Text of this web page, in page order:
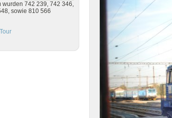
wurden 742 239, 742 346,
sowie 810 566